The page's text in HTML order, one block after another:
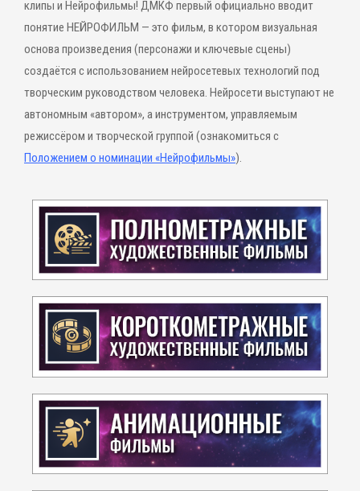
клипы и Нейрофильмы! ДМКФ первый официально вводит
понятие НЕЙРОФИЛЬМ — это фильм, в котором визуальная
основа произведения (персонажи и ключевые сцены)
создаётся с использованием нейросетевых технологий под
творческим руководством человека. Нейросети выступают не
автономным «автором», а инструментом, управляемым
режиссёром и творческой группой (ознакомиться с
Положением о номинации «Нейрофильмы»).